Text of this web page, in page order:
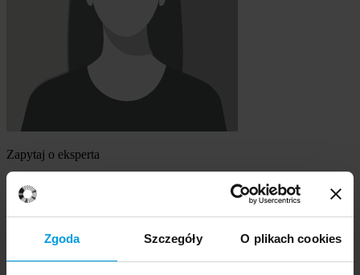
Zgoda Szczegóły O plikach cookies
Zapytaj o eksperta
mgr Aleksandra Pogorzelska
Szukasz eksperta
Wybierz temat